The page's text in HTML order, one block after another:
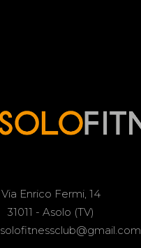
Via Enrico Fermi, 14
31011 - Asolo (TV)